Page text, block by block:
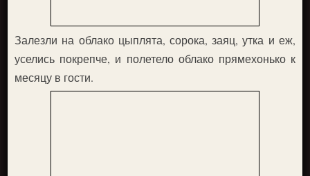
Залезли на облако цыплята, сорока, заяц, утка и еж,
уселись покрепче, и полетело облако прямехонько к
месяцу в гости.